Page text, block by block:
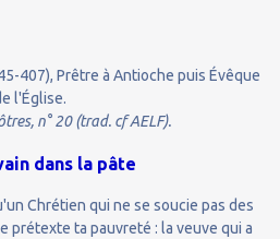
407), Prêtre à Antioche puis Évêque
l'Église.
n° 20 (trad. cf AELF).
dans la pâte
Chrétien qui ne se soucie pas des
prétexte ta pauvreté : la veuve qui a